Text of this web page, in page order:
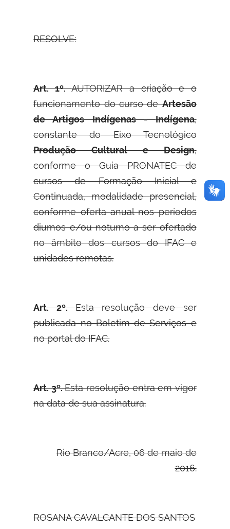
RESOLVE:
Art. 1º.AUTORIZAR a criação e o
funcionamento do curso deArtesão
de Artigos Indígenas -Indígena,
constante do Eixo Tecnológico
Produção Cultural e Design,
conforme o Guia PRONATEC de
cursos de Formação Inicial e
Continuada, modalidade presencial,
conforme oferta anual nos períodos
diurnos e/ou noturno a ser ofertado
no âmbito dos cursos do IFAC e
unidades remotas.
Art. 2º.Esta resolução deve ser
publicada no Boletim de Serviços e
no portal do IFAC.
Art. 3º.Esta resolução entra em vigor
na data de sua assinatura.
Rio Branco/Acre, 06 de maio de
2016.
ROSANA CAVALCANTE DOS SANTOS